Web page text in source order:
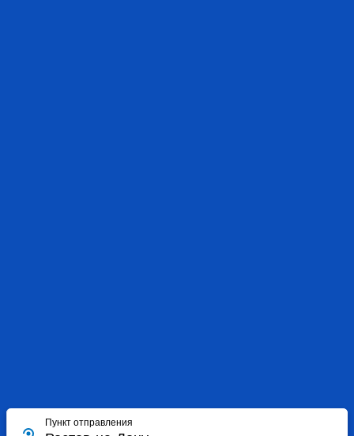
Пункт отправления